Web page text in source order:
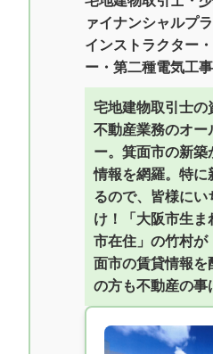
ァイナンシャルプ
インストラクター
ー・第二種電気工
宅地建物取引士の
不動産業務のオー
ー。箕面市の新
情報を網羅。特に
るので、皆様にい
け！「大阪市生
市在住」の竹村が
面市の賃貸情報を
の方も不動産の事